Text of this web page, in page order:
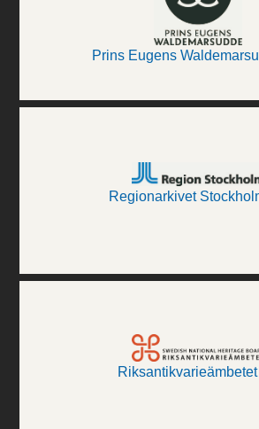
Prins Eugens
Regionarkivet
Riksantikvarieämbetet